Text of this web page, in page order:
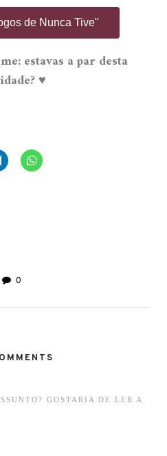
de Nunca Tive"
estavas a par desta
♥
0
GOSTARIA DE LER A